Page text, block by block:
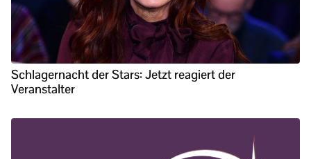
Schlagernacht der Stars: Jetzt reagiert der
Veranstalter